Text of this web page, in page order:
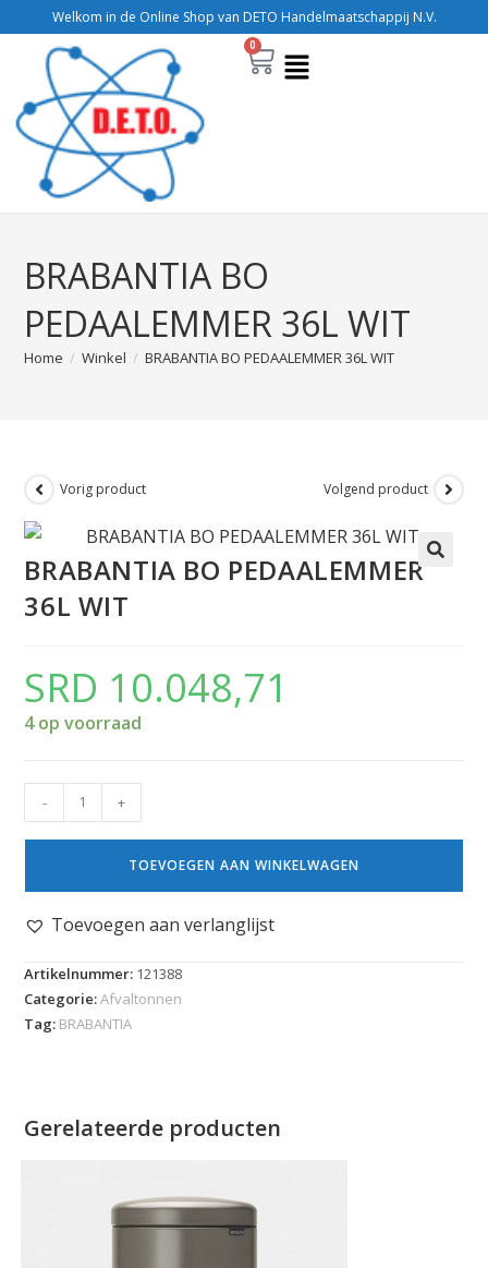
Welkom in de Online Shop van DETO Handelmaatschappij N.V.
0
BRABANTIA BO
PEDAALEMMER 36L WIT
Home / Winkel / BRABANTIA BO PEDAALEMMER 36L WIT
Vorig product Volgend product
BRABANTIA BO PEDAALEMMER
36L WIT
SRD 10.048,71
4 op voorraad
- +
TOEVOEGEN AAN WINKELWAGEN
Toevoegen aan verlanglijst
Artikelnummer: 121388
Categorie:Afvaltonnen
Tag: BRABANTIA
Gerelateerde producten